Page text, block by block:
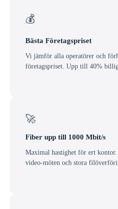
💰
Bästa Företagspriset
Vi jämför alla operatörer och
företagspriset. Upp till 40%
🚀
Fiber upp till 1000 Mbit/s
Maximal hastighet för ert
video-möten och stora